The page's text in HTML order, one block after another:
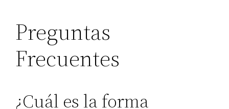
Preguntas
Frecuentes
¿Cuál es la forma